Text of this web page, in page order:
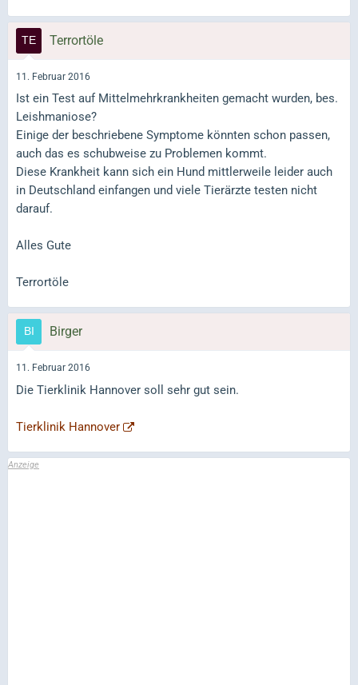
Terrortöle
11. Februar 2016
Ist ein Test auf Mittelmehrkrankheiten gemacht wurden, bes.
Leishmaniose?
Einige der beschriebene Symptome könnten schon passen,
auch das es schubweise zu Problemen kommt.
Diese Krankheit kann sich ein Hund mittlerweile leider auch
in Deutschland einfangen und viele Tierärzte testen nicht
darauf.
Alles Gute
Terrortöle
Birger
11. Februar 2016
Die Tierklinik Hannover soll sehr gut sein.
Tierklinik Hannover